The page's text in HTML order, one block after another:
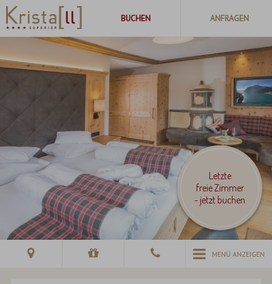
Letzte
freie Zimmer
- jetzt buchen
MENÜ ANZEIGEN